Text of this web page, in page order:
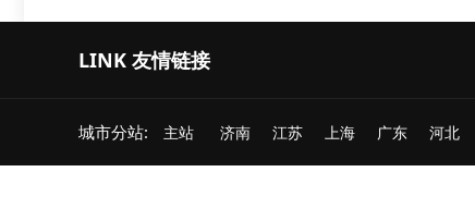
LINK 友情链接
城市分站: 主站 济南 江苏 上海 广东 河北